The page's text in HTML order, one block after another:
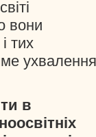
вони
тих
ухвалення
в